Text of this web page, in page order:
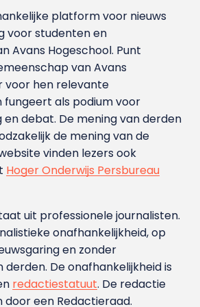
platform voor nieuws
voor studenten en
Avans Hoge­school. Punt
van Avans
voor hen relevante
als podium voor
debat. De mening van derden
de mening van de
vinden lezers ook
Hoger Onderwijs Persbureau
uit professionele journalisten.
onafhankelijkheid, op
en zonder
derden. De onafhankelijkheid is
redactiestatuut. De redactie
een Redactieraad.